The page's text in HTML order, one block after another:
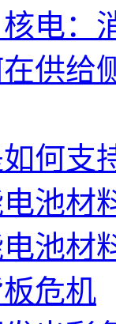
核电
供给
何支
池材
池材
危机